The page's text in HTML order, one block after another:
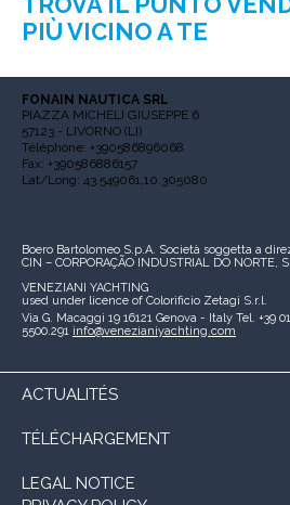
PIÙ VICINO A TE
FONAIN NAUTICA SRL
PIAZZA MICHELI GIUSEPPE 6
57123 - LIVORNO (LI)
Téléphone: +390586896068
Fax: +390586886157
Lat/Long: 43.549061,10.305080
Boero Bartolomeo S.p.A. Società soggetta a
CIN – CORPORAÇÃO INDUSTRIAL DO NORTE,
VENEZIANI YACHTING
used under licence of Colorificio Zetagi S.r.l.
Via G. Macaggi 19 16121 Genova - Italy Tel. +39
5500.291 info@venezianiyachting.com
ACTUALITÉS
TÉLÉCHARGEMENT
LEGAL NOTICE